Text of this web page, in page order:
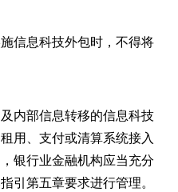
信息科技外包时，不得将
内部信息转移的信息科技
用、支付或清算系统接入
银行业金融机构应当充分
引第五章要求进行管理。